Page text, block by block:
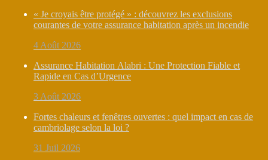
« Je croyais être protégé » : découvrez les exclusions
courantes de votre assurance habitation après un incendie
4 Août 2026
Assurance Habitation Alabri : Une Protection Fiable et
Rapide en Cas d’Urgence
3 Août 2026
Fortes chaleurs et fenêtres ouvertes : quel impact en cas de
cambriolage selon la loi ?
31 Juil 2026